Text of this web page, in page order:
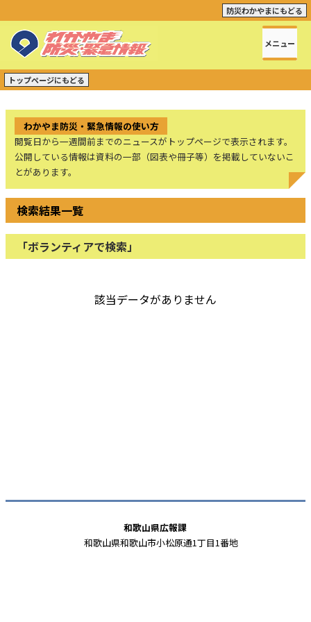
防災わかやまにもどる
トップページにもどる
わかやま防災・緊急情報の使い方
閲覧日から一週間前までのニュースがトップページで表示されます。
公開している情報は資料の一部（図表や冊子等）を掲載していないこ
とがあります。
検索結果一覧
「ボランティアで検索」
該当データがありません
メニュー
和歌山県広報課
和歌山県和歌山市小松原通1丁目1番地